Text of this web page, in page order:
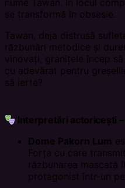
nume Tawan. În locul
se transformă în obsesie.
Tawan, deja distrusă
răzbunări metodice și
vinovați, granițele încep
cu adevărat pentru
să ierte?
Interpretări actoricești
Dome Pakorn Lum
Forța cu care
răzbunarea
protagonist într-un